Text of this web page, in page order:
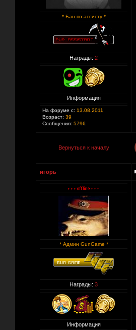
* Бан по ассисту *
Награды: 2
Информация
На форуме с: 13.08.2011
Возраст: 39
Сообщения: 5796
Вернуться к началу
игорь
* Админ GunGame *
Награды: 3
Информация